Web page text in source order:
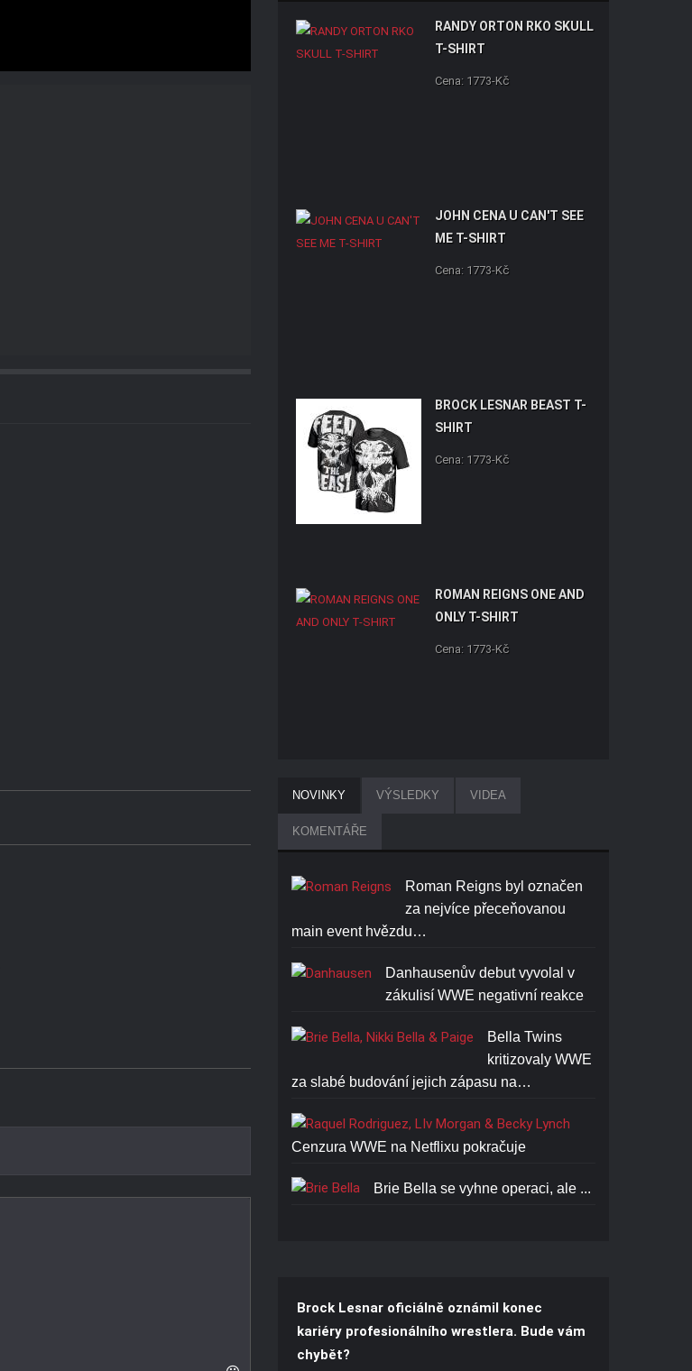
RANDY ORTON RKO SKULL
T-SHIRT
Cena: 1773-Kč
JOHN CENA U CAN'T SEE
ME T-SHIRT
Cena: 1773-Kč
BROCK LESNAR BEAST T-
SHIRT
Cena: 1773-Kč
ROMAN REIGNS ONE AND
ONLY T-SHIRT
Cena: 1773-Kč
NOVINKY VÝSLEDKY VIDEA
KOMENTÁŘE
Roman Reigns byl označen
za nejvíce přeceňovanou
main event hvězdu…
Danhausenův debut vyvolal v
zákulisí WWE negativní reakce
Bella Twins
kritizovaly WWE
za slabé budování jejich zápasu na…
Cenzura WWE na Netflixu pokračuje
Brie Bella se vyhne operaci, ale ...
Brock Lesnar oficiálně oznámil konec
kariéry profesionálního wrestlera. Bude vám
chybět?